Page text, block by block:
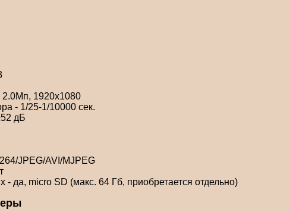
1920х1080
- 1/25-1/10000 сек.
дБ
JPEG/AVI/MJPEG
да, micro SD (макс. 64 Гб, приобретается отдельно)